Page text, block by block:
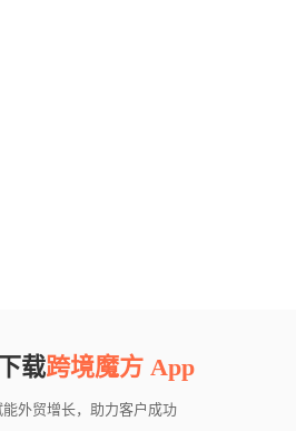
载跨境魔方 App
外贸增长，助力客户成功